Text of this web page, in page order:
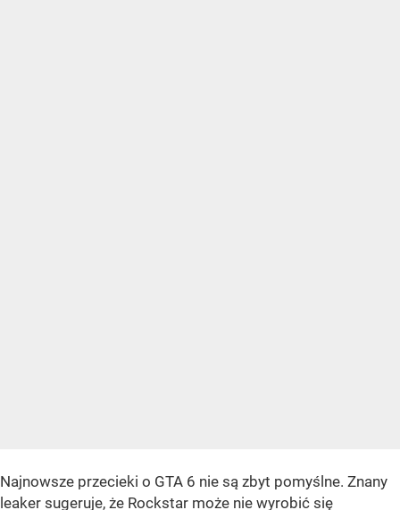
Najnowsze przecieki o GTA 6 nie są zbyt pomyślne. Znany
leaker sugeruje, że Rockstar może nie wyrobić się